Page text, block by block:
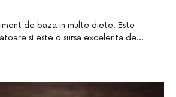
de baza in multe diete. Este
si este o sursa excelenta de…